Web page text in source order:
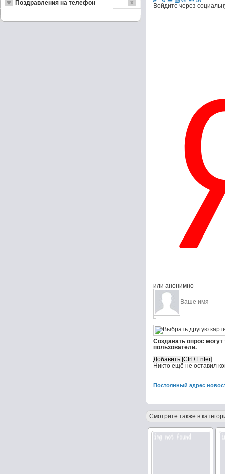
Войдите через
или анонимно
Создавать опрос
пользователи.
Никто ещё не оставил
Постоянный адрес
Смотрите также в
Поздравления на телефон